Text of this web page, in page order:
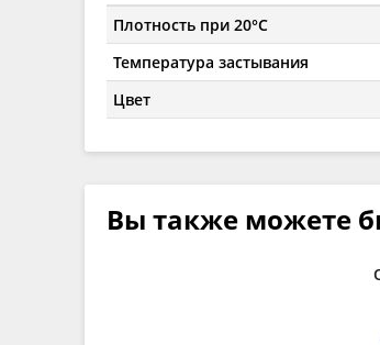
Плотность при 20°C
Температура застывания
Цвет
Вы также можете